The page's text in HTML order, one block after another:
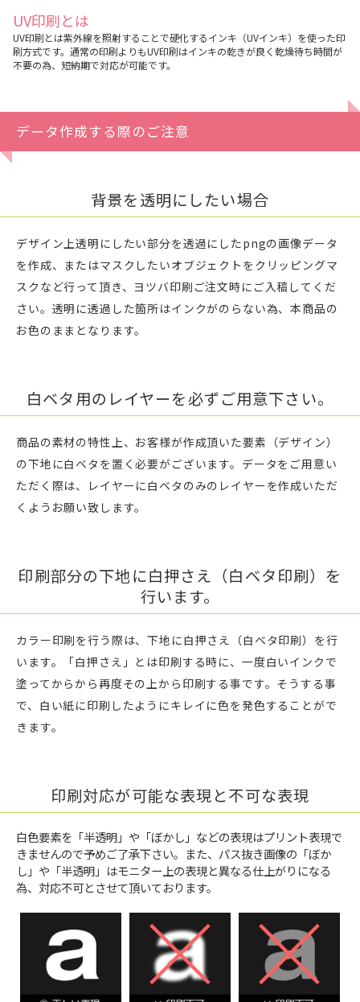
UV印刷とは
UV印刷とは紫外線を照射することで硬化するインキ（UVインキ）を使った印
刷方式です。通常の印刷よりもUV印刷はインキの乾きが良く乾燥待ち時間が
不要の為、短納期で対応が可能です。
データ作成する際のご注意
背景を透明にしたい場合
デザイン上透明にしたい部分を透過にしたpngの画像データ
を作成、またはマスクしたいオブジェクトをクリッピングマ
スクなど行って頂き、ヨツバ印刷ご注文時にご入稿してくだ
さい。透明に透過した箇所はインクがのらない為、本商品の
お色のままとなります。
白ベタ用のレイヤーを必ずご用意下さい。
商品の素材の特性上、お客様が作成頂いた要素（デザイン）
の下地に白ベタを置く必要がございます。データをご用意い
ただく際は、レイヤーに白ベタのみのレイヤーを作成いただ
くようお願い致します。
印刷部分の下地に白押さえ（白ベタ印刷）を
行います。
カラー印刷を行う際は、下地に白押さえ（白ベタ印刷）を行
います。「白押さえ」とは印刷する時に、一度白いインクで
塗ってからから再度その上から印刷する事です。そうする事
で、白い紙に印刷したようにキレイに色を発色することがで
きます。
印刷対応が可能な表現と不可な表現
白色要素を「半透明」や「ぼかし」などの表現はプリント表現で
きませんので予めご了承下さい。また、パス抜き画像の「ぼか
し」や「半透明」はモニター上の表現と異なる仕上がりになる
為、対応不可とさせて頂いております。